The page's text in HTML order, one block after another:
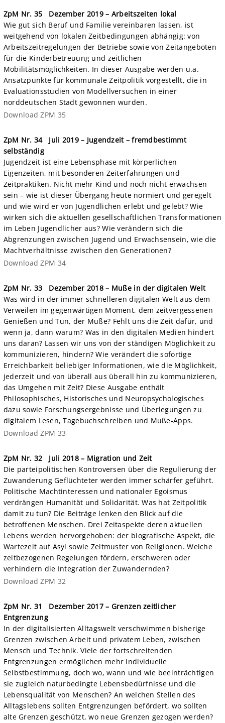
ZpM Nr. 35
Dezember 2019 – Arbeitszeiten lokal
Wie gut sich Beruf und Familie vereinbaren lassen, ist
weitgehend von lokalen Zeitbedingungen abhängig: von
Arbeitszeitregelungen der Betriebe sowie von Zeitangeboten
für die Kinderbetreuung und zeitlichen
Mobilitätsmöglichkeiten. In dieser Ausgabe werden u.a.
Ansatzpunkte für kommunale Zeitpolitik vorgestellt, die in
Evaluationsstudien von Modellversuchen in einer
norddeutschen Stadt gewonnen wurden.
Download ZPM 35
ZpM Nr. 34
Juli 2019 – Jugendzeit – fremdbestimmt
selbständig
Jugendzeit ist eine Lebensphase mit körperlichen
Eigenzeiten, mit besonderen Zeiterfahrungen und
Zeitpraktiken. Nicht mehr Kind und noch nicht erwachsen
sein – wie ist dieser Übergang heute normiert und geregelt
und wie wird er von Jugendlichen erlebt und gelebt? Wie
wirken sich die aktuellen gesellschaftlichen Transformationen
im Leben Jugendlicher aus? Wie verändern sich die
Abgrenzungen zwischen Jugend und Erwachsensein, wie die
Machtverhältnisse zwischen den Generationen?
Download ZPM 34
ZpM Nr. 33
Dezember 2018 – Muße in der digitalen Welt
Was wird in der immer schnelleren digitalen Welt aus dem
Verweilen im gegenwärtigen Moment, dem zeitvergessenen
Genießen und Tun, der Muße? Fehlt uns die Zeit dafür, und
wenn ja, dann warum? Was in den digitalen Medien hindert
uns daran? Lassen wir uns von der ständigen Möglichkeit zu
kommunizieren, hindern? Wie verändert die sofortige
Erreichbarkeit beliebiger Informationen, wie die Möglichkeit,
jederzeit und von überall aus überall hin zu kommunizieren,
das Umgehen mit Zeit? Diese Ausgabe enthält
Philosophisches, Historisches und Neuro­psychologisches
dazu sowie Forschungsergebnisse und Überlegungen zu
digitalem Lesen, Tagebuchschreiben und Muße-Apps.
Download ZPM 33
ZpM Nr. 32
Juli 2018 – Migration und Zeit
Die parteipolitischen Kontroversen über die Regulierung der
Zuwanderung Geflüchteter werden immer schärfer geführt.
Politische Machtinteressen und nationaler Egoismus
verdrängen Humanität und Solidarität. Was hat Zeitpolitik
damit zu tun? Die Beiträge lenken den Blick auf die
betroffenen Menschen. Drei Zeitaspekte deren aktuellen
Lebens werden hervorgehoben: der biografische Aspekt, die
Wartezeit auf Asyl sowie Zeitmuster von Religionen. Welche
zeitbezogenen Regelungen fördern, erschweren oder
verhindern die Integration der Zuwandernden?
Download ZPM 32
ZpM Nr. 31
Dezember 2017 – Grenzen zeitlicher
Entgrenzung
In der digitalisierten Alltagswelt verschwimmen bisherige
Grenzen zwischen Arbeit und privatem Leben, zwischen
Mensch und Technik. Viele der fortschreitenden
Entgrenzungen ermöglichen mehr individuelle
Selbstbestimmung, doch wo, wann und wie beeinträchtigen
sie zugleich naturbedingte Lebensbedürfnisse und die
Lebensqualität von Menschen? An welchen Stellen des
Alltagslebens sollten Entgrenzungen befördert, wo sollten
alte Grenzen geschützt, wo neue Grenzen gezogen werden?